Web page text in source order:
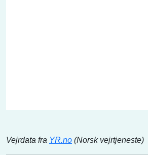
Vejrdata fra YR.no (Norsk vejrtjeneste)